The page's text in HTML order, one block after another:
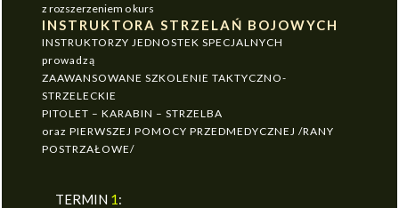
z rozszerzeniem o kurs
INSTRUKTORA STRZELAŃ BOJOWYCH
INSTRUKTORZY JEDNOSTEK SPECJALNYCH
prowadzą
ZAAWANSOWANE SZKOLENIE TAKTYCZNO-
STRZELECKIE
PITOLET – KARABIN – STRZELBA
oraz PIERWSZEJ POMOCY PRZEDMEDYCZNEJ /RANY
POSTRZAŁOWE/
TERMIN 1: